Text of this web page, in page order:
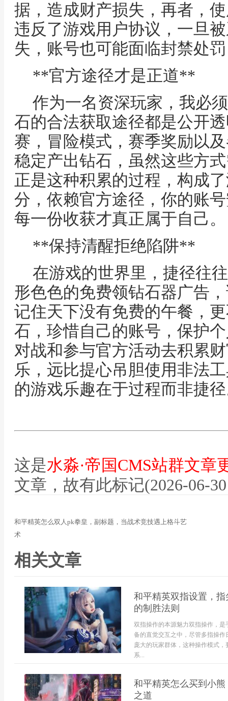
据，造成财产损失，再者，
违反了游戏用户协议，一旦
失，账号也可能面临封禁处
**官方途径才是正道**
作为一名资深玩家，我必
石的合法获取途径都是公开
赛，冒险模式，赛季奖励以
稳定产出钻石，虽然这些方
正是这种积累的过程，构成
分，依赖官方途径，你的账
每一份收获才真正属于自己。
**保持清醒拒绝陷阱**
在游戏的世界里，捷径往
形色色的免费领钻石器广告
记住天下没有免费的午餐，
石，珍惜自己的账号，保护
对战和参与官方活动去积累
乐，远比提心吊胆使用非法
的游戏乐趣在于过程而非捷
这是水淼·帝国CMS站群文章
文章，故有此标记(2026-06-
和平精英怎么双人pk拳皇，副标题，当战术竞技遇上格斗艺
术
相关文章
和平精英双指设置，
的制胜法则
双指操作的本源魅力双指操作，
备的直觉交互之中，尽管多指操
庞大的玩家群体，这种操作模式
系...
和平精英怎么买到小
之道